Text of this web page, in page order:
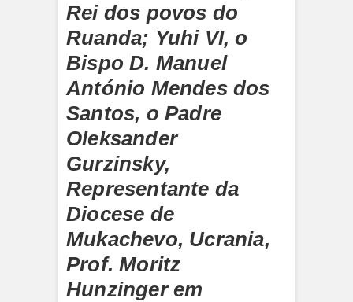
Rei dos povos do
Ruanda; Yuhi VI, o
Bispo D. Manuel
António Mendes dos
Santos, o Padre
Oleksander
Gurzinsky,
Representante da
Diocese de
Mukachevo, Ucrania,
Prof. Moritz
Hunzinger em